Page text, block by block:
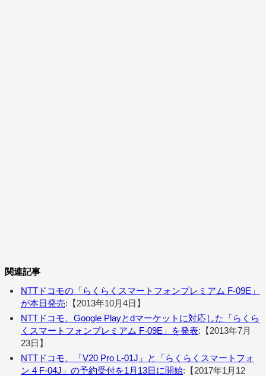
関連記事
NTTドコモの「らくらくスマートフォンプレミアム F-09E」
が本日発売:【2013年10月4日】
NTTドコモ、Google Playとdマーケットに対応した「らくら
くスマートフォンプレミアム F-09E」を発表:【2013年7月
23日】
NTTドコモ、「V20 Pro L-01J」と「らくらくスマートフォ
ン 4 F-04J」の予約受付を1月13日に開始:【2017年1月12